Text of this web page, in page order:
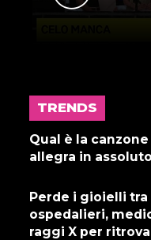
TRENDS
Qual è la
allegra in
Perde i gioielli
ospedalieri,
raggi X per
17 LUGLIO
Gnano 5
16 LUGLIO
Dove